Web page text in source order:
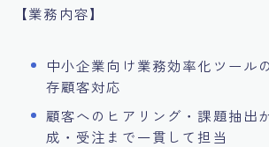
【業務内容】
中小企業向け業務効率化ツール
存顧客対応
顧客へのヒアリング・課題抽出
成・受注まで一貫して担当